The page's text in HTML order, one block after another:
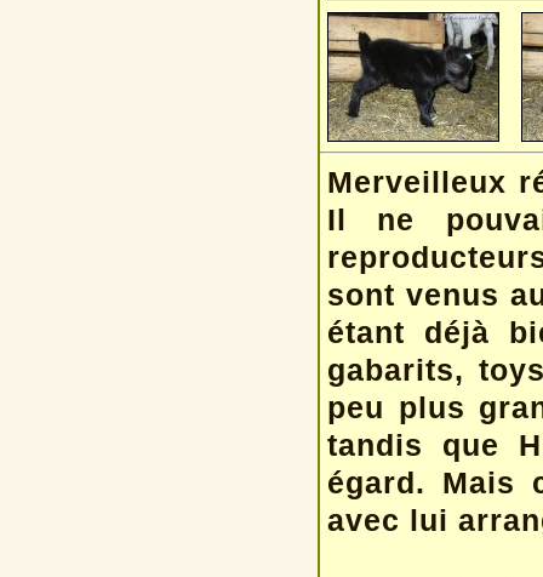
Merveilleux
Il ne
sont venus
étant déjà
gabarits,
peu plus
tandis que
égard. Mais
avec lui